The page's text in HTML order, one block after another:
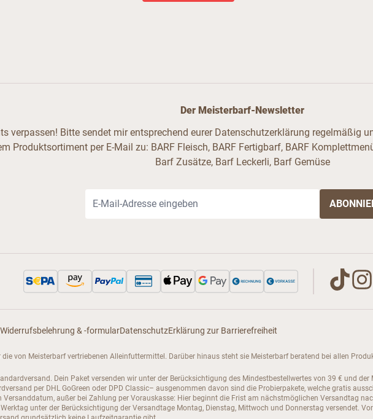
Der Meisterbarf-Newsletter
verpassen! Bitte sendet mir entsprechend eurer Datenschutzerklärung regelmäßig
Produktsortiment per E-Mail zu: BARF Fleisch, BARF Fertigbarf, BARF
Barf Zusätze, Barf Leckerli, Barf Gemüse
Widerrufsbelehrung & -formularDatenschutzErklärung zur Barrierefreiheit
die von Meisterbarf vertriebenen Alleinfuttermittel. Darüber hinaus steht sie Meisterbarf beratend bei allen
Dein Paket versenden wir unter der Berücksichtigung des Mindestbestellwertes von 39 € und
per DHL GoGreen oder DPD Classic– ausgenommen davon sind die Probierpakete, welche gratis
außer bei Zahlung per Vorauskasse: Hier beginnt die Frist am nächstmöglichen Versandtag
unter der Berücksichtigung der Versandtage Montag, Dienstag, Mittwoch und Donnerstag versendet.